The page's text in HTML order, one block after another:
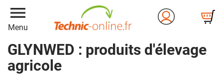
menu
Menu
GLYNWED : produits d'élevage
agricole